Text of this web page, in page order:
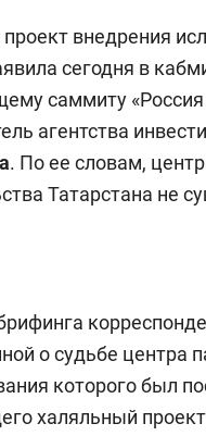
внедрения
сегодня в
саммиту
агентства
. По ее словам,
Татарстана не
о судьбе центра
которого был
халяльный
и ВТБ
150
ID